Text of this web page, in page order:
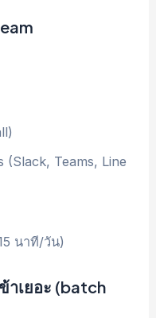
Teams, Line
นาที/วัน)
าเยอะ (batch